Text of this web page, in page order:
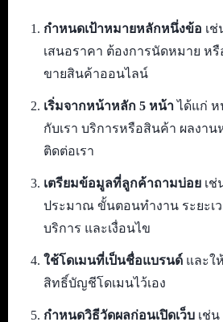
กำหนดเป้าหมายหลักหนึ่งข้อ เช่
เสนอราคา ต้องการนัดหมาย หรื
ขายสินค้าออนไลน์
เริ่มจากหน้าหลัก 5 หน้าได้แก่ ห
กับเรา บริการหรือสินค้า ผลงาน
ติดต่อเรา
เตรียมข้อมูลที่ลูกค้าถามบ่อย เช่
ประมาณ ขั้นตอนทำงาน ระยะเ
บริการ และเงื่อนไข
ใช้โดเมนที่เป็นชื่อแบรนด์ และใ
สิทธิ์บัญชีโดเมนไว้เอง
กำหนดวิธีวัดผลก่อนเปิดเว็บ เช่